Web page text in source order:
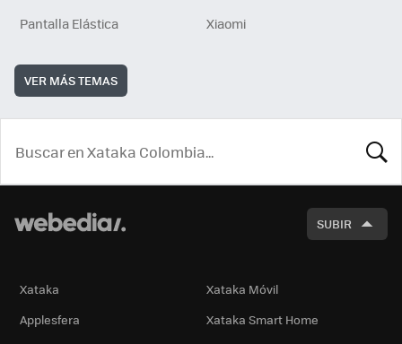
Pantalla Elástica
Xiaomi
VER MÁS TEMAS
SUBIR
Xataka
Xataka Móvil
Applesfera
Xataka Smart Home